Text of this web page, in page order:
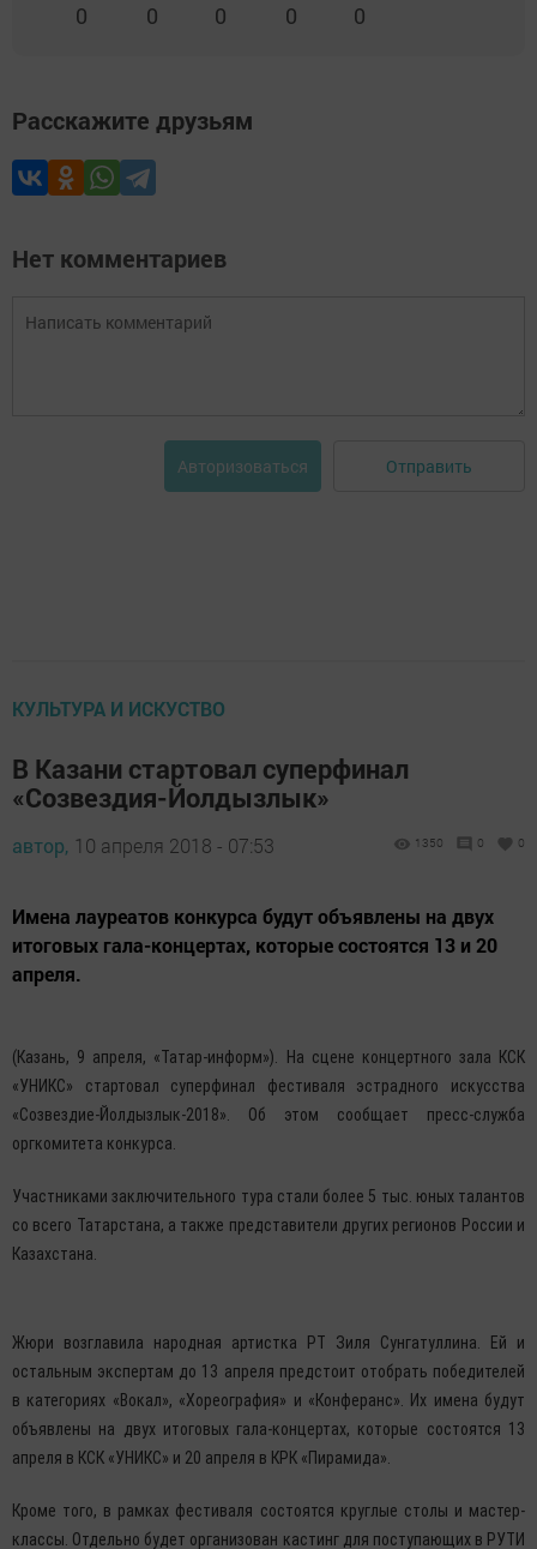
0 0 0 0 0
Расскажите друзьям
Нет комментариев
Авторизоваться Отправить
КУЛЬТУРА И ИСКУСТВО
В Казани стартовал суперфинал
«Созвездия-Йолдызлык»
автор, 10 апреля 2018 - 07:53 1350 0 0
Имена лауреатов конкурса будут объявлены на двух
итоговых гала-концертах, которые состоятся 13 и 20
апреля.
(Казань, 9 апреля, «Татар-информ»). На сцене концертного зала КСК
«УНИКС» стартовал суперфинал фестиваля эстрадного искусства
«Созвездие-Йолдызлык-2018». Об этом сообщает пресс-служба
оргкомитета конкурса.
Участниками заключительного тура стали более 5 тыс. юных талантов
со всего Татарстана, а также представители других регионов России и
Казахстана.
Жюри возглавила народная артистка РТ Зиля Сунгатуллина. Ей и
остальным экспертам до 13 апреля предстоит отобрать победителей
в категориях «Вокал», «Хореография» и «Конферанс». Их имена будут
объявлены на двух итоговых гала-концертах, которые состоятся 13
апреля в КСК «УНИКС» и 20 апреля в КРК «Пирамида».
Кроме того, в рамках фестиваля состоятся круглые столы и мастер-
классы. Отдельно будет организован кастинг для поступающих в РУТИ